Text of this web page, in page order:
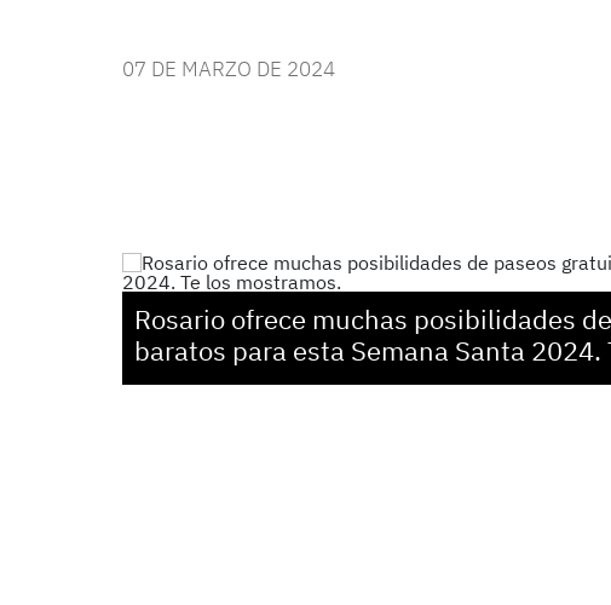
07 DE MARZO DE 2024
Rosario ofrece muchas posibilidades
baratos para esta Semana Santa 2024.